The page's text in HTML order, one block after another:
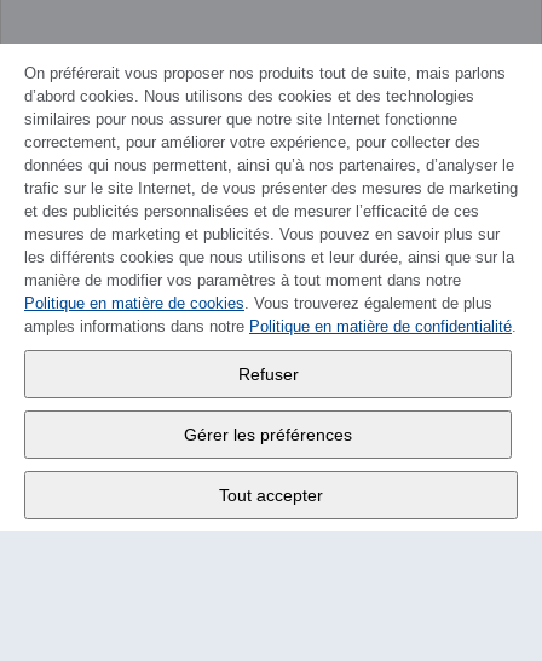
DEUTSCH
Fabrikstrasse 10, 3176 Neuenegg
Lu - Ve 9:00 - 12:00 h
Tél. +4131 377 21 11
On préférerait vous proposer nos produits tout de suite, mais parlons
d’abord cookies. Nous utilisons des cookies et des technologies
similaires pour nous assurer que notre site Internet fonctionne
correctement, pour améliorer votre expérience, pour collecter des
données qui nous permettent, ainsi qu’à nos partenaires, d’analyser le
trafic sur le site Internet, de vous présenter des mesures de marketing
et des publicités personnalisées et de mesurer l’efficacité de ces
mesures de marketing et publicités. Vous pouvez en savoir plus sur
les différents cookies que nous utilisons et leur durée, ainsi que sur la
manière de modifier vos paramètres à tout moment dans notre
Politique en matière de cookies. Vous trouverez également de plus
amples informations dans notre Politique en matière de confidentialité.
Refuser
Gérer les préférences
Tout accepter